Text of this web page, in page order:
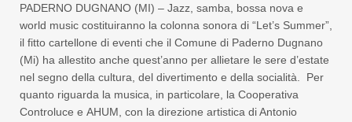
PADERNO DUGNANO (MI) – Jazz, samba, bossa nova e
world music costituiranno la colonna sonora di “Let’s Summer”,
il fitto cartellone di eventi che il Comune di Paderno Dugnano
(Mi) ha allestito anche quest’anno per allietare le sere d’estate
nel segno della cultura, del divertimento e della socialità. Per
quanto riguarda la musica, in particolare, la Cooperativa
Controluce e AHUM, con la direzione artistica di Antonio